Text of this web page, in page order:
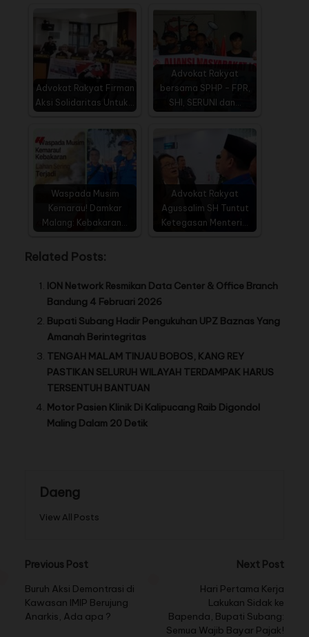
Advokat Rakyat Firman
Aksi Solidaritas Untuk…
Advokat Rakyat
bersama SPHP - FPR,
SHI, SERUNI dan…
Waspada Musim
Kemarau! Damkar
Malang: Kebakaran…
Advokat Rakyat
Agussalim SH Tuntut
Ketegasan Menteri…
Related Posts:
ION Network Resmikan Data Center & Office Branch
Bandung 4 Februari 2026
Bupati Subang Hadir Pengukuhan UPZ Baznas Yang
Amanah Berintegritas
TENGAH MALAM TINJAU BOBOS, KANG REY
PASTIKAN SELURUH WILAYAH TERDAMPAK HARUS
TERSENTUH BANTUAN
Motor Pasien Klinik Di Kalipucang Raib Digondol
Maling Dalam 20 Detik
Daeng
View All Posts
Previous Post
Buruh Aksi Demontrasi di
Kawasan IMIP Berujung
Anarkis, Ada apa ?
Next Post
Hari Pertama Kerja
Lakukan Sidak ke
Bapenda, Bupati Subang:
Semua Wajib Bayar Pajak!